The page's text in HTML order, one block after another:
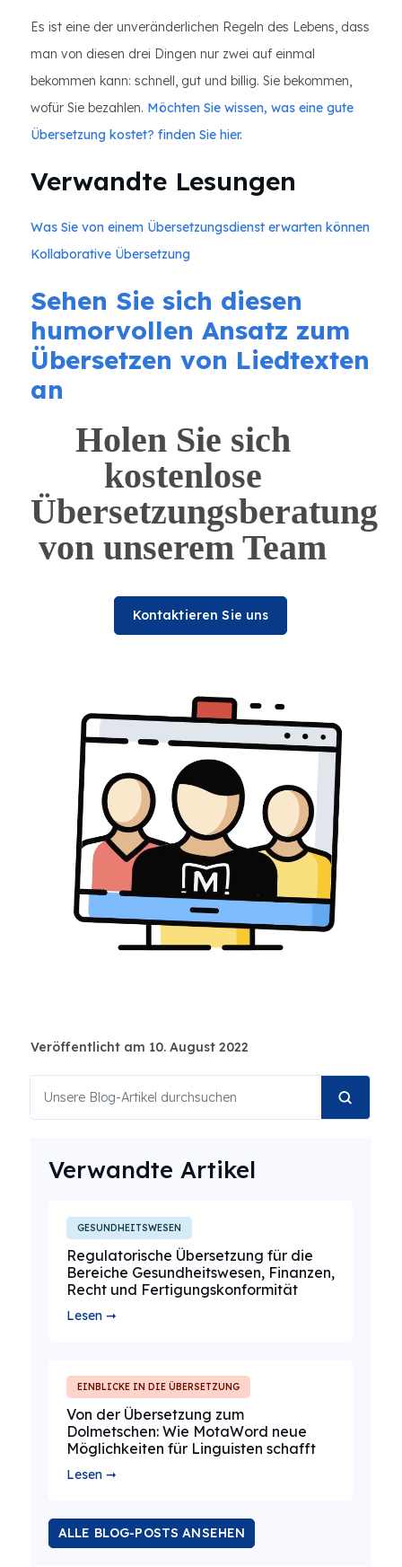
Es ist eine der unveränderlichen Regeln des Lebens, dass
man von diesen drei Dingen nur zwei auf einmal
bekommen kann: schnell, gut und billig. Sie bekommen,
wofür Sie bezahlen. Möchten Sie wissen, was eine gute
Übersetzung kostet? finden Sie hier.
Verwandte Lesungen
Was Sie von einem Übersetzungsdienst erwarten können
Kollaborative Übersetzung
Sehen Sie sich diesen
humorvollen Ansatz zum
Übersetzen von Liedtexten
an
Holen Sie sich
kostenlose
Übersetzungsberatung
von unserem Team
Kontaktieren Sie uns
Veröffentlicht am 10. August 2022
Verwandte Artikel
GESUNDHEITSWESEN
Regulatorische Übersetzung für die
Bereiche Gesundheitswesen, Finanzen,
Recht und Fertigungskonformität
Lesen ➞
EINBLICKE IN DIE ÜBERSETZUNG
Von der Übersetzung zum
Dolmetschen: Wie MotaWord neue
Möglichkeiten für Linguisten schafft
Lesen ➞
ALLE BLOG-POSTS ANSEHEN